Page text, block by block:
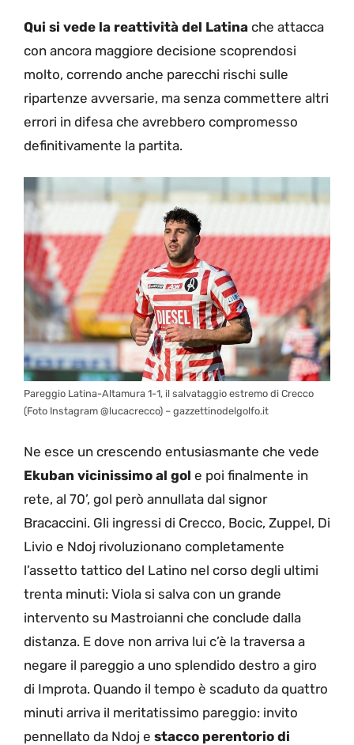
Qui si vede la reattività del Latina che attacca
con ancora maggiore decisione scoprendosi
molto, correndo anche parecchi rischi sulle
ripartenze avversarie, ma senza commettere altri
errori in difesa che avrebbero compromesso
definitivamente la partita.
Pareggio Latina-Altamura 1-1, il salvataggio estremo di Crecco
(Foto Instagram @lucacrecco) – gazzettinodelgolfo.it
Ne esce un crescendo entusiasmante che vede
Ekuban vicinissimo al gol e poi finalmente in
rete, al 70’, gol però annullata dal signor
Bracaccini. Gli ingressi di Crecco, Bocic, Zuppel, Di
Livio e Ndoj rivoluzionano completamente
l’assetto tattico del Latino nel corso degli ultimi
trenta minuti: Viola si salva con un grande
intervento su Mastroianni che conclude dalla
distanza. E dove non arriva lui c’è la traversa a
negare il pareggio a uno splendido destro a giro
di Improta. Quando il tempo è scaduto da quattro
minuti arriva il meritatissimo pareggio: invito
pennellato da Ndoj e stacco perentorio di